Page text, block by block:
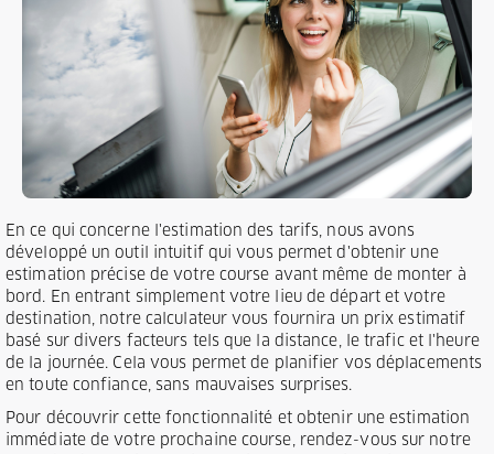
En ce qui concerne l'estimation des tarifs, nous avons
développé un outil intuitif qui vous permet d'obtenir une
estimation précise de votre course avant même de monter à
bord. En entrant simplement votre lieu de départ et votre
destination, notre calculateur vous fournira un prix estimatif
basé sur divers facteurs tels que la distance, le trafic et l'heure
de la journée. Cela vous permet de planifier vos déplacements
en toute confiance, sans mauvaises surprises.
Pour découvrir cette fonctionnalité et obtenir une estimation
immédiate de votre prochaine course, rendez-vous sur notre